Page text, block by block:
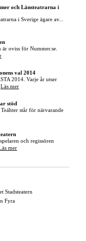
och Länsteatrarna i
i Sverige ägare av...
oviss för Nummer.se.
val 2014
2014. Varje år utser
Läs mer
stöd
står för närvarande
och regissören
mer
Stadsteatern
Fyra